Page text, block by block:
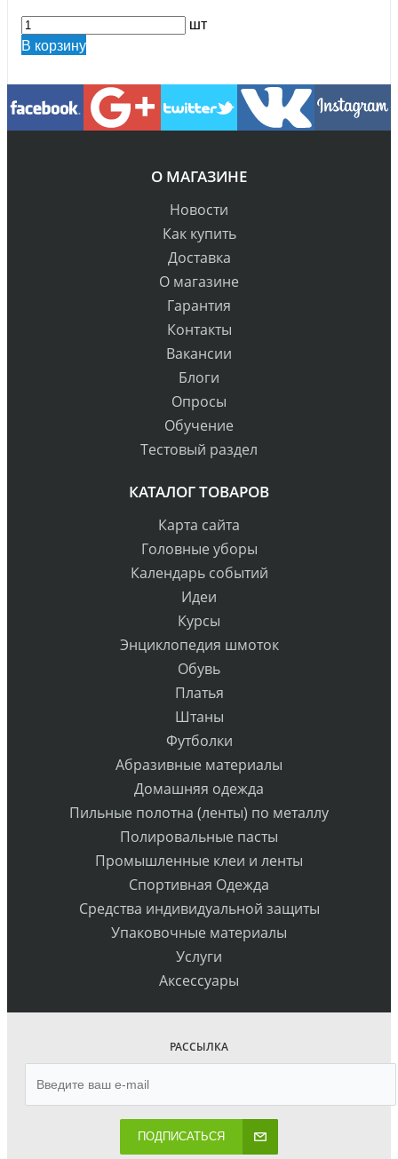
шт
В корзину
О МАГАЗИНЕ
Новости
Как купить
Доставка
О магазине
Гарантия
Контакты
Вакансии
Блоги
Опросы
Обучение
Тестовый раздел
КАТАЛОГ ТОВАРОВ
Карта сайта
Головные уборы
Календарь событий
Идеи
Курсы
Энциклопедия шмоток
Обувь
Платья
Штаны
Футболки
Абразивные материалы
Домашняя одежда
Пильные полотна (ленты) по металлу
Полировальные пасты
Промышленные клеи и ленты
Спортивная Одежда
Средства индивидуальной защиты
Упаковочные материалы
Услуги
Аксессуары
РАССЫЛКА
ПОДПИСАТЬСЯ